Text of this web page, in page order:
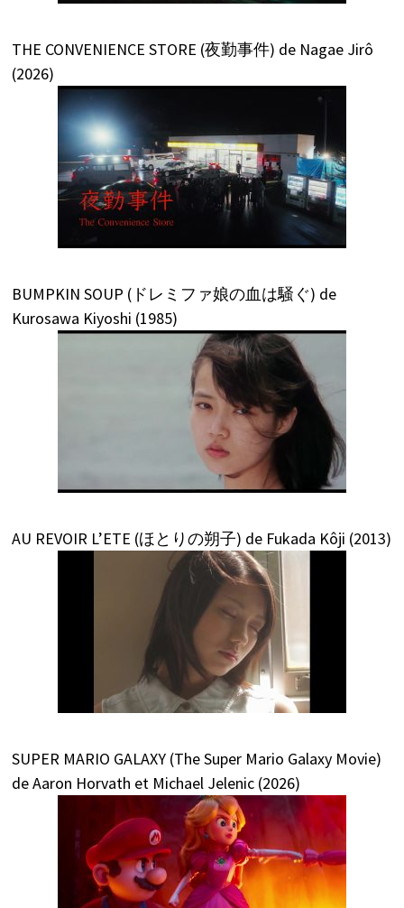
THE CONVENIENCE STORE (夜勤事件) de Nagae Jirô
(2026)
BUMPKIN SOUP (ドレミファ娘の血は騒ぐ) de
Kurosawa Kiyoshi (1985)
AU REVOIR L’ETE (ほとりの朔子) de Fukada Kôji (2013)
SUPER MARIO GALAXY (The Super Mario Galaxy Movie)
de Aaron Horvath et Michael Jelenic (2026)